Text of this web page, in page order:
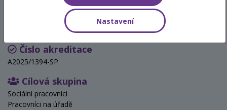
Hodinová dotace
8 vyučovacích hodin
Číslo akreditace
A2025/1394-SP
Cílová skupina
Sociální pracovníci
Pracovníci na úřadě
Nastavení